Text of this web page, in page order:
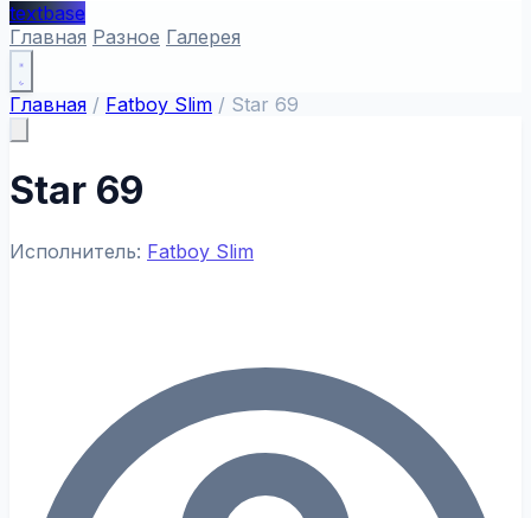
textbase
Главная Разное Галерея
Главная / Fatboy Slim / Star 69
Star 69
Исполнитель: Fatboy Slim